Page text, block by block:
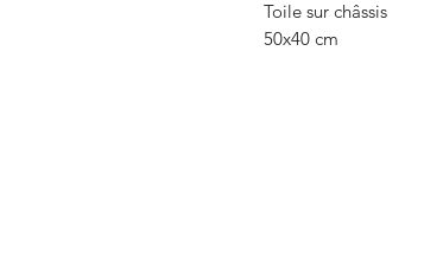
Toile sur châssis
50x40 cm